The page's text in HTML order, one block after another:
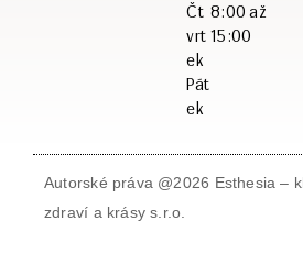
Čt
vrt
ek
Pát
ek
8:00 až
15:00
Autorské práva @2026 Esthesia –
zdraví a krásy s.r.o.